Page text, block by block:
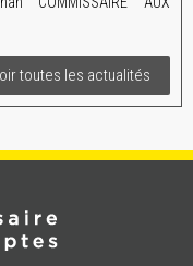
toutes les actualités